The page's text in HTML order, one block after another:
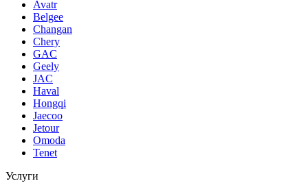
Avatr
Belgee
Changan
Chery
GAC
Geely
JAC
Haval
Hongqi
Jaecoo
Jetour
Omoda
Tenet
Услуги